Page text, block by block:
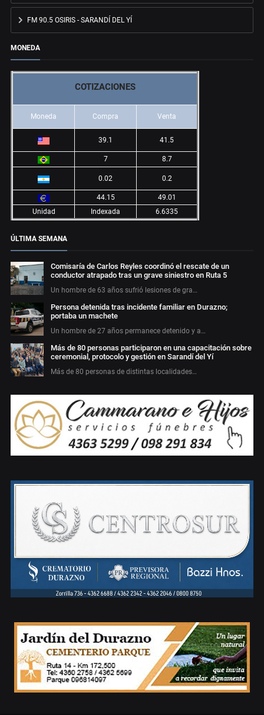
FM 90.5 OSIRIS - SARANDÍ DEL YÍ
MONEDA
COTIZACIONES
Moneda Compra Venta
39.1 41.5
7 8.7
0.02 0.2
44.15
49.01
Unidad
Indexada 6.6335
ÚLTIMA SEMANA
Comisaría de Carlos Reyles coordinó el rescate de un
conductor atrapado tras un grave siniestro en Ruta 5
Un hombre de 63 años sufrió lesiones de gra…
Persona detenida tras incidente familiar en Durazno;
portaba un machete
Un hombre de 27 años permanece detenido y a…
Más de 80 personas participaron en una capacitación sobre
ceremonial, protocolo y gestión en Sarandí del Yí
Más de 80 personas de distintas localidades…